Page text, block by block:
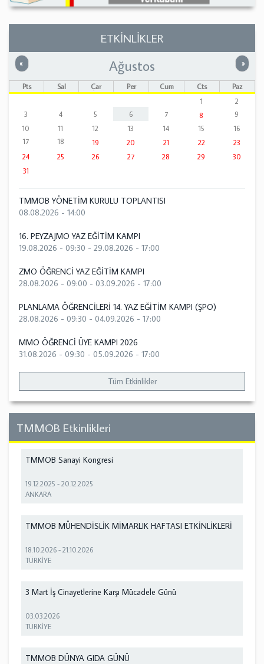
ETKİNLİKLER
« Önceki »
Ağustos
Pts Sal Çar Per Cum Cts
Paz
1
2
3
4 5 6 7 8
9
10
11 12 13 14 15
16
17
18 19 20 21 22
23
24
25 26 27 28 29
30
31
TMMOB YÖNETİM KURULU TOPLANTISI
08.08.2026 - 14:00
16. PEYZAJMO YAZ EĞİTİM KAMPI
19.08.2026 - 09:30 - 29.08.2026 - 17:00
ZMO ÖĞRENCİ YAZ EĞİTİM KAMPI
28.08.2026 - 09:00 - 03.09.2026 - 17:00
PLANLAMA ÖĞRENCİLERİ 14. YAZ EĞİTİM KAMPI (ŞPO)
28.08.2026 - 09:30 - 04.09.2026 - 17:00
MMO ÖĞRENCİ ÜYE KAMPI 2026
31.08.2026 - 09:30 - 05.09.2026 - 17:00
Tüm Etkinlikler
TMMOB Etkinlikleri
TMMOB Sanayi Kongresi
19.12.2025 -20.12.2025
ANKARA
TMMOB MÜHENDİSLİK MİMARLIK HAFTASI ETKİNLİKLERİ
18.10.2026 -21.10.2026
TÜRKİYE
3 Mart İş Cinayetlerine Karşı Mücadele Günü
03.03.2026
TÜRKİYE
TMMOB DÜNYA GIDA GÜNÜ